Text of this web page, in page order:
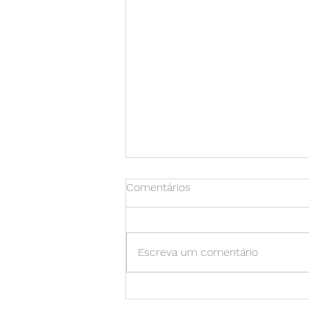
Comentários
Escreva um comentário